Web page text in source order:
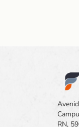
RN,